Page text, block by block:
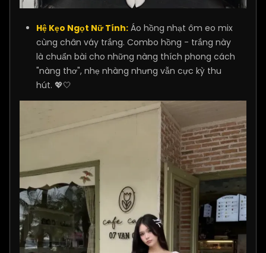
Hệ Kẹo Ngọt Nữ Tính: Áo hồng nhạt ôm eo mix
cùng chân váy trắng. Combo hồng - trắng này
là chuẩn bài cho những nàng thích phong cách
"nàng thơ", nhẹ nhàng nhưng vẫn cực kỳ thu
hút. 💖🤍